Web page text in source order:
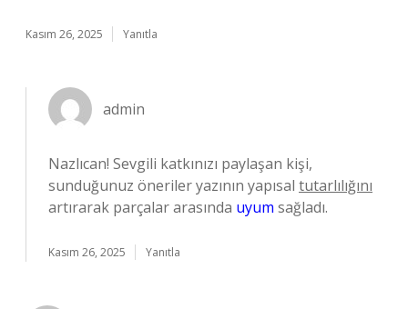
Kasım 26, 2025 Yanıtla
admin
Nazlıcan! Sevgili katkınızı paylaşan kişi,
sunduğunuz öneriler yazının yapısal tutarlılığını
artırarak parçalar arasında uyum sağladı.
Kasım 26, 2025 Yanıtla